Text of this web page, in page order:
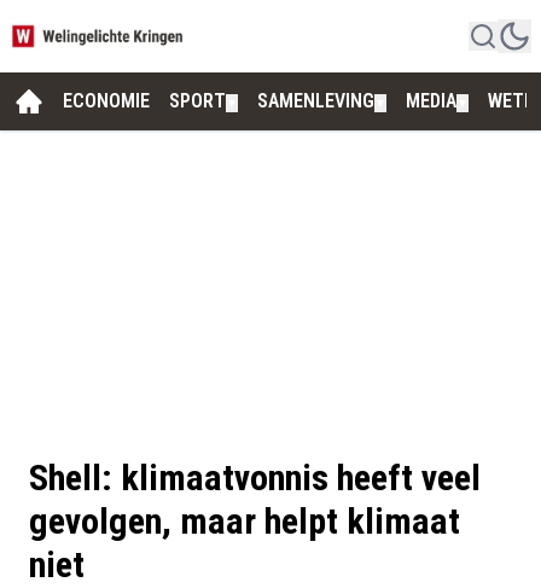
ECONOMIE SPORT SAMENLEVING MEDIA
Shell: klimaatvonnis heeft veel
gevolgen, maar helpt klimaat
niet